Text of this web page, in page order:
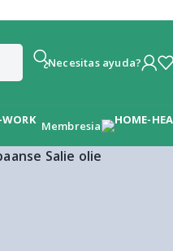
¿Necesitas ayuda?
Membresia
Salie olie